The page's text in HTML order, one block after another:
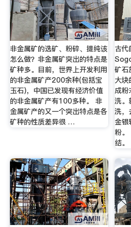
非金属矿的选矿、粉碎、提纯该
怎么做？非金属矿突出的特点是
矿种多。目前，世界上开发利用
的非金属矿产200余种(包括宝
玉石)，中国已发现有经济价值
的非金属矿产有100多种。 非
金属矿产的又一个突出特点是各
矿种的性质差异很 …
古
矿石
大块
成粉
洗。
洗，
金银
粉。
结。